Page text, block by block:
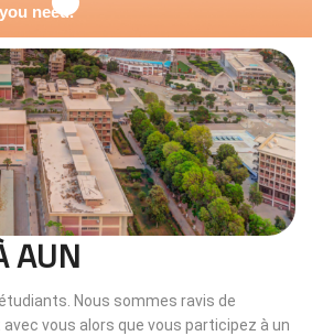
need.
AUN
Nous sommes ravis de
vous alors que vous participez à un